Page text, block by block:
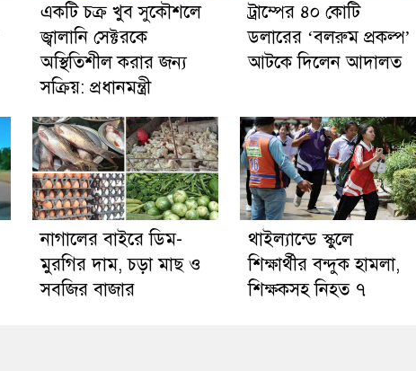
একটি চক্র খুব সুকৌশলে
জ্বালানি সেক্টরকে
অস্থিতিশীল করার জন্য
সক্রিয়: প্রধানমন্ত্রী
ট্রাম্পের ৪০ কোটি
ডলারের ‘বলরুম প্রকল্প’
আটকে দিলেন আদালত
নাগালের বাইরে ডিম-
মুরগির দাম, চড়া মাছ ও
সবজির বাজার
থাইল্যান্ডে স্কুলে
শিক্ষার্থীর বন্দুক হামলা,
শিক্ষকসহ নিহত ৭